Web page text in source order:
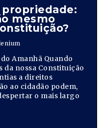
mesmo
Amanhã Quando
da nossa Constituição
a direitos
ao cidadão podem,
o mais largo